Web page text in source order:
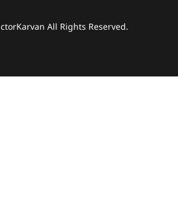
All Rights Reserved.